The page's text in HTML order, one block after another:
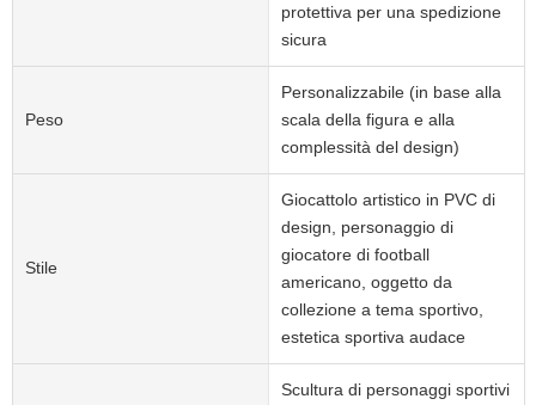
protettiva per una spedizione
sicura
Peso
Personalizzabile (in base alla
scala della figura e alla
complessità del design)
Stile
Giocattolo artistico in PVC di
design, personaggio di
giocatore di football
americano, oggetto da
collezione a tema sportivo,
estetica sportiva audace
Scultura di personaggi sportivi